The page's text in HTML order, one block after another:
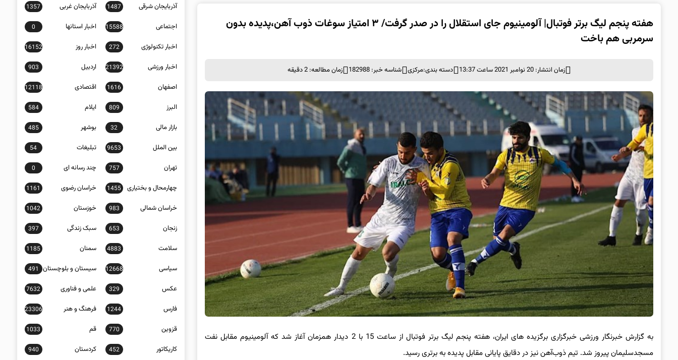
هفته پنجم لیگ برتر فوتبال| آلومینیوم جای استقلال را در صدر گرفت/ ۳ امتیاز سوغات ذوب آهن،پدیده بدون
سرمربی هم باخت
زمان انتشار: 20 نوامبر 2021 ساعت 13:37 دسته بندی:مرکزی شناسه خبر: 182988 زمان مطالعه: 2 دقیقه
به گزارش خبرنگار ورزشی خبرگزاری برگزیده های ایران، هفته پنجم لیگ برتر فوتبال از ساعت 15 با 2 دیدار همزمان آغاز شد که آلومینیوم مقابل نفت
مسجدسلیمان پیروز شد. تیم‌ ذوب‌آهن نیز در دقایق پایانی مقابل پدیده به برتری رسید.
آذربایجان شرقی 1487 آذربایجان غربی 1357
اجتماعی 15588 اخبار استانها 0
اخبار تکنولوژی 272 اخبار روز 16152
اخبار ورزشی 21392 اردبیل 903
اصفهان 1616 اقتصادی 12118
البرز 809 ایلام 584
بازار مالی 32 بوشهر 485
بین الملل 9653 تبلیغات 54
تهران 757 چند رسانه ای 0
چهارمحال و بختیاری 1455 خراسان رضوی 1161
خراسان شمالی 983 خوزستان 1042
زنجان 653 سبک زندگی 397
سلامت 4883 سمنان 1185
سیاسی 12668 سیستان و بلوچستان 491
عکس 329 علمی و فناوری 7632
فارس 1244 فرهنگ و هنر 23306
قزوین 770 قم 1033
کاریکاتور 452 کردستان 940